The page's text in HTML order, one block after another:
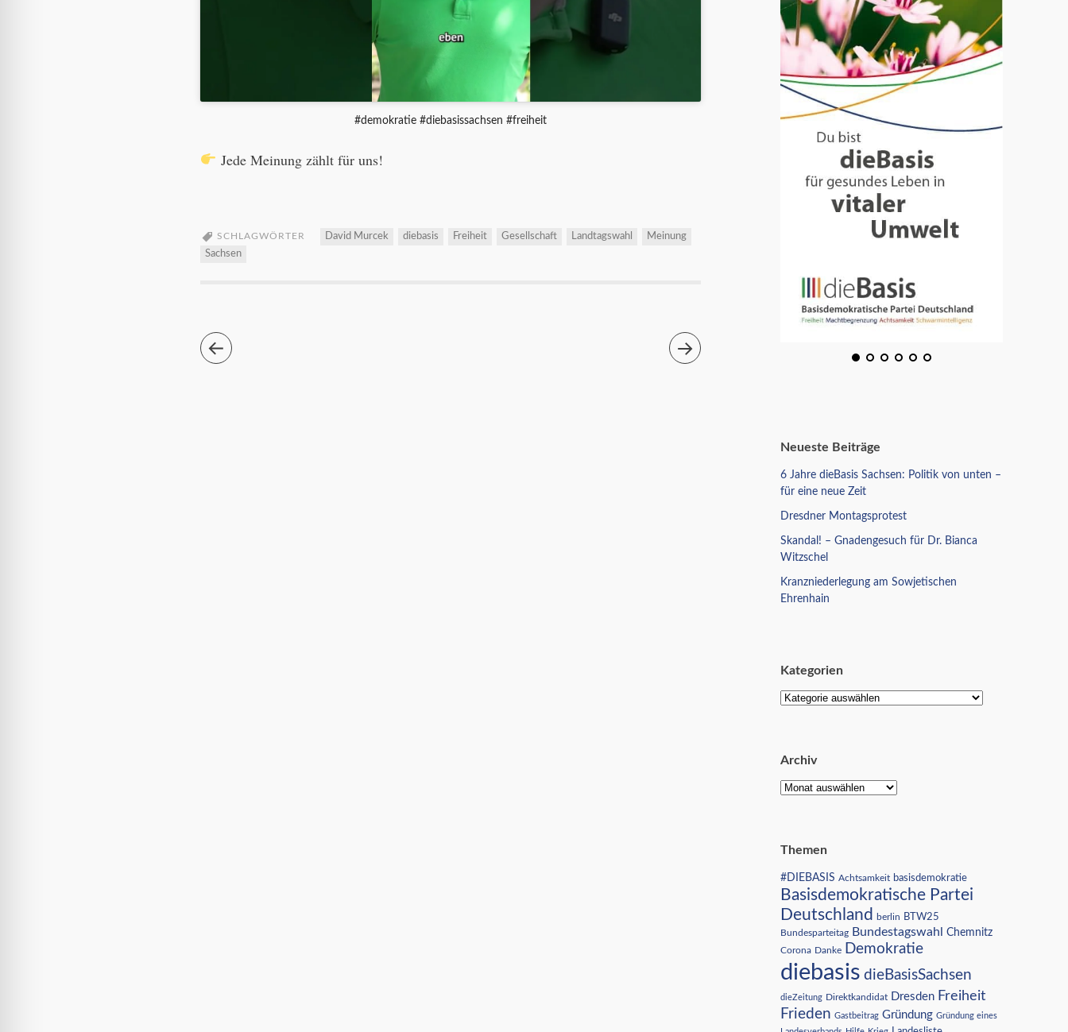
#demokratie #diebasissachsen #freiheit
Jede Meinung zählt für uns!
SCHLAGWÖRTER David Murcek diebasis Freiheit Gesellschaft Landtagswahl
Meinung
Sachsen
Neueste Beiträge
6 Jahre dieBasis Sachsen: Politik von unten –
für eine neue Zeit
Dresdner Montagsprotest
Skandal! – Gnadengesuch für Dr. Bianca
Witzschel
Kranzniederlegung am Sowjetischen
Ehrenhain
Kategorien
Archiv
Themen
#DIEBASIS Achtsamkeit basisdemokratie
Basisdemokratische Partei
Deutschland
berlin BTW25
Bundesparteitag Bundestagswahl Chemnitz
Corona Danke Demokratie
diebasis dieBasisSachsen
dieZeitung Direktkandidat Dresden Freiheit
Frieden Gastbeitrag Gründung Gründung eines